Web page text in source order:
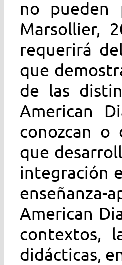
no pueden
Marsollier,
requerirá
que
de las
American
conozcan o
que
integración
American
contextos,
didácticas,